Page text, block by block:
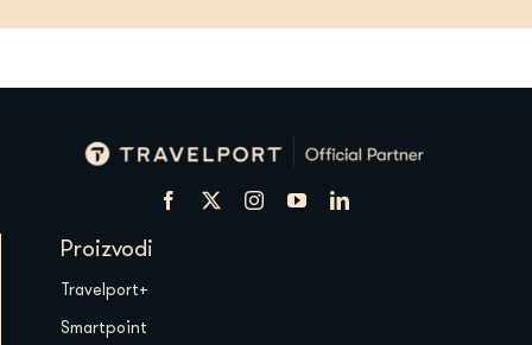
Proizvodi
Travelport+
Smartpoint